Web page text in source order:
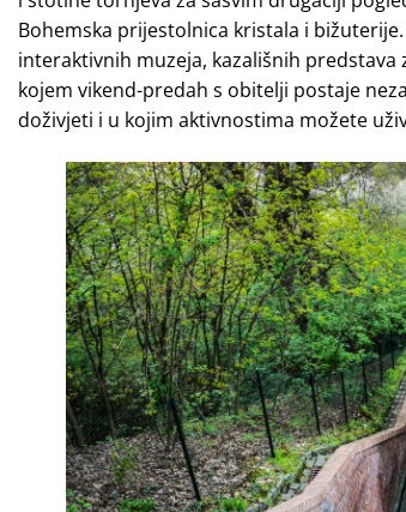
Bohemska prijestolnica kristala i bižuterije.
interaktivnih muzeja, kazališnih
kojem vikend-predah s obitelji postaje
doživjeti i u kojim aktivnostima možete